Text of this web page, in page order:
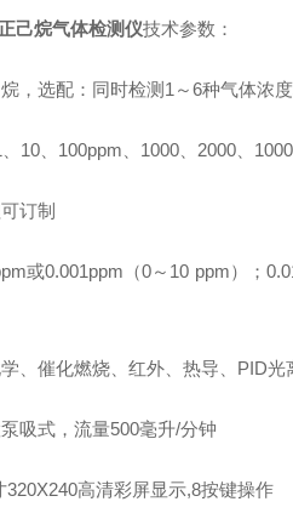
己烷气体检测仪技术参数：
，选配：同时检测1～6种气体浓
10、100ppm、1000、2000、
订制
或0.001ppm（0～10 ppm）；
、催化燃烧、红外、热导、PID
吸式，流量500毫升/分钟
320X240高清彩屏显示,8按键操作